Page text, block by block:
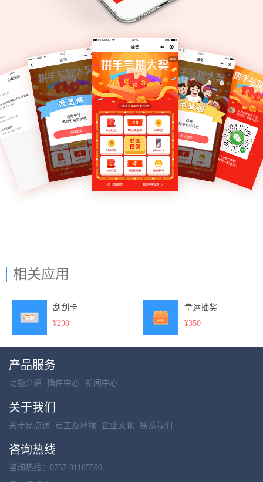
相关应用
刮刮卡
¥290
幸运抽奖
¥350
产品服务
功能介绍 插件中心 新闻中心
关于我们
关于易点通 员工及环境 企业文化 联系我们
咨询热线
咨询热线：0757-81185590